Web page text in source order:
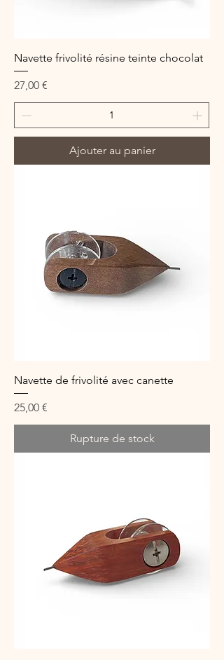
Navette frivolité résine teinte chocolat
Prix
27,00 €
Ajouter au panier
Navette de frivolité avec canette
Prix
25,00 €
Rupture de stock